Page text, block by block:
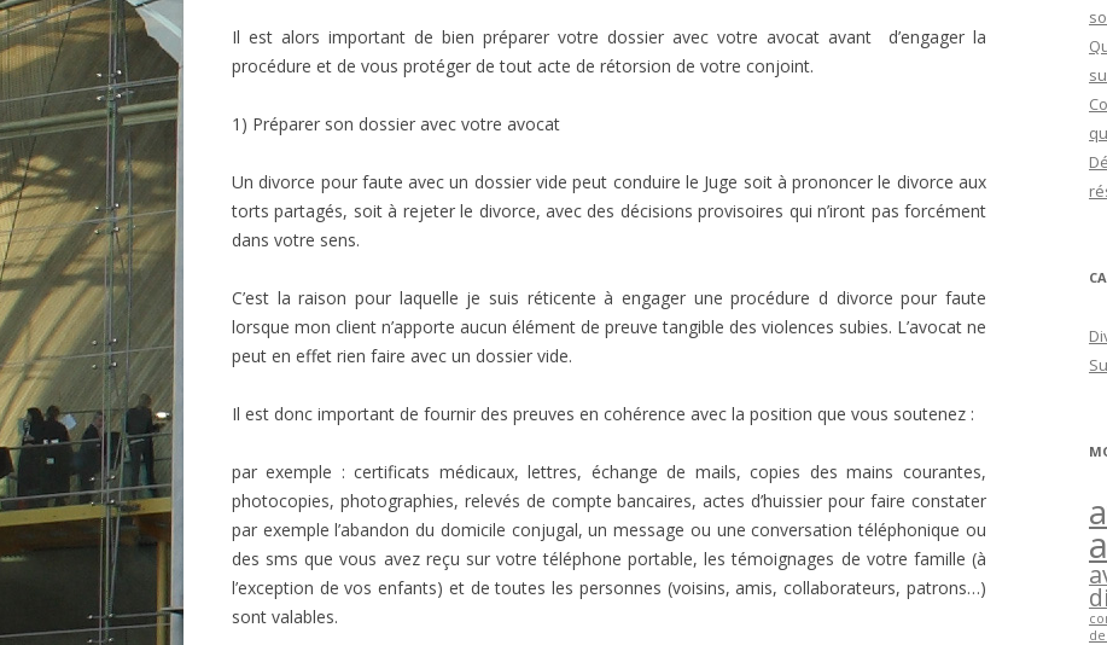
Il est alors important de bien préparer votre dossier avec votre avocat avant d’engager la
procédure et de vous protéger de tout acte de rétorsion de votre conjoint.
1) Préparer son dossier avec votre avocat
Un divorce pour faute avec un dossier vide peut conduire le Juge soit à prononcer le divorce aux
torts partagés, soit à rejeter le divorce, avec des décisions provisoires qui n’iront pas forcément
dans votre sens.
C’est la raison pour laquelle je suis réticente à engager une procédure d divorce pour faute
lorsque mon client n’apporte aucun élément de preuve tangible des violences subies. L’avocat ne
peut en effet rien faire avec un dossier vide.
Il est donc important de fournir des preuves en cohérence avec la position que vous soutenez :
par exemple : certificats médicaux, lettres, échange de mails, copies des mains courantes,
photocopies, photographies, relevés de compte bancaires, actes d’huissier pour faire constater
par exemple l’abandon du domicile conjugal, un message ou une conversation téléphonique ou
des sms que vous avez reçu sur votre téléphone portable, les témoignages de votre famille (à
l’exception de vos enfants) et de toutes les personnes (voisins, amis, collaborateurs, patrons…)
sont valables.